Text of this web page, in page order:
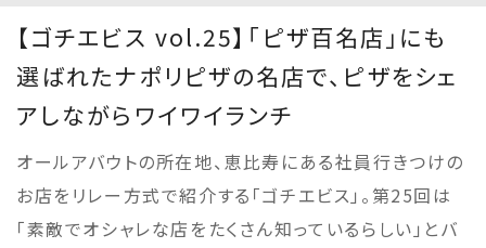
【ゴチエビス vol.25】「ピザ百名店」にも
選ばれたナポリピザの名店で、ピザをシェ
アしながらワイワイランチ
オールアバウトの所在地、恵比寿にある社員行きつけの
お店をリレー方式で紹介する「ゴチエビス」。第25回は
「素敵でオシャレな店をたくさん知っているらしい」とバ